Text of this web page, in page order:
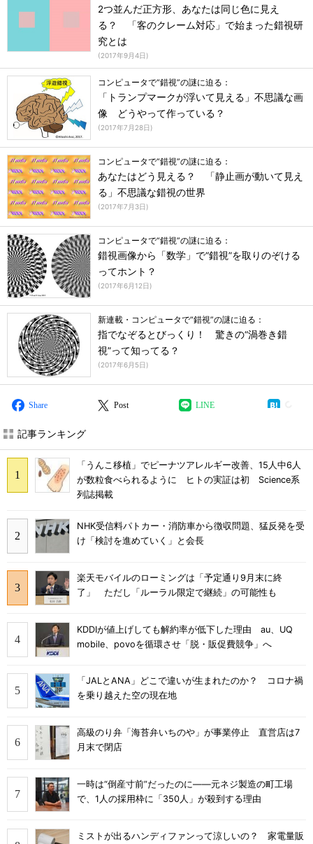
2つ並んだ正方形、あなたは同じ色に見え
る？ 「客のクレーム対応」で始まった錯視研
究とは
(2017年9月4日)
コンピュータで“錯視”の謎に迫る：
「トランプマークが浮いて見える」不思議な画
像 どうやって作っている？
(2017年7月28日)
コンピュータで“錯視”の謎に迫る：
あなたはどう見える？ 「静止画が動いて見え
る」不思議な錯視の世界
(2017年7月3日)
コンピュータで“錯視”の謎に迫る：
錯視画像から「数学」で“錯視”を取りのぞける
ってホント？
(2017年6月12日)
新連載・コンピュータで“錯視”の謎に迫る：
指でなぞるとびっくり！ 驚きの“渦巻き錯
視”って知ってる？
(2017年6月5日)
Share Post LINE
記事ランキング
「うんこ移植」でピーナツアレルギー改善、15人中6人
が数粒食べられるように ヒトの実証は初 Science系
列誌掲載
NHK受信料パトカー・消防車から徴収問題、猛反発を受
け「検討を進めていく」と会長
楽天モバイルのローミングは「予定通り9月末に終
了」 ただし「ルーラル限定で継続」の可能性も
KDDIが値上げしても解約率が低下した理由 au、UQ
mobile、povoを循環させ「脱・販促費競争」へ
「JALとANA」どこで違いが生まれたのか？ コロナ禍
を乗り越えた空の現在地
高級のり弁「海苔弁いちのや」が事業停止 直営店は7
月末で閉店
一時は“倒産寸前”だったのに――元ネジ製造の町工場
で、1人の採用枠に「350人」が殺到する理由
ミストが出るハンディファンって涼しいの？ 家電量販